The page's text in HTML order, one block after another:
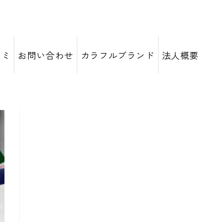
お問い合わせ カラフルブランド 法人概要